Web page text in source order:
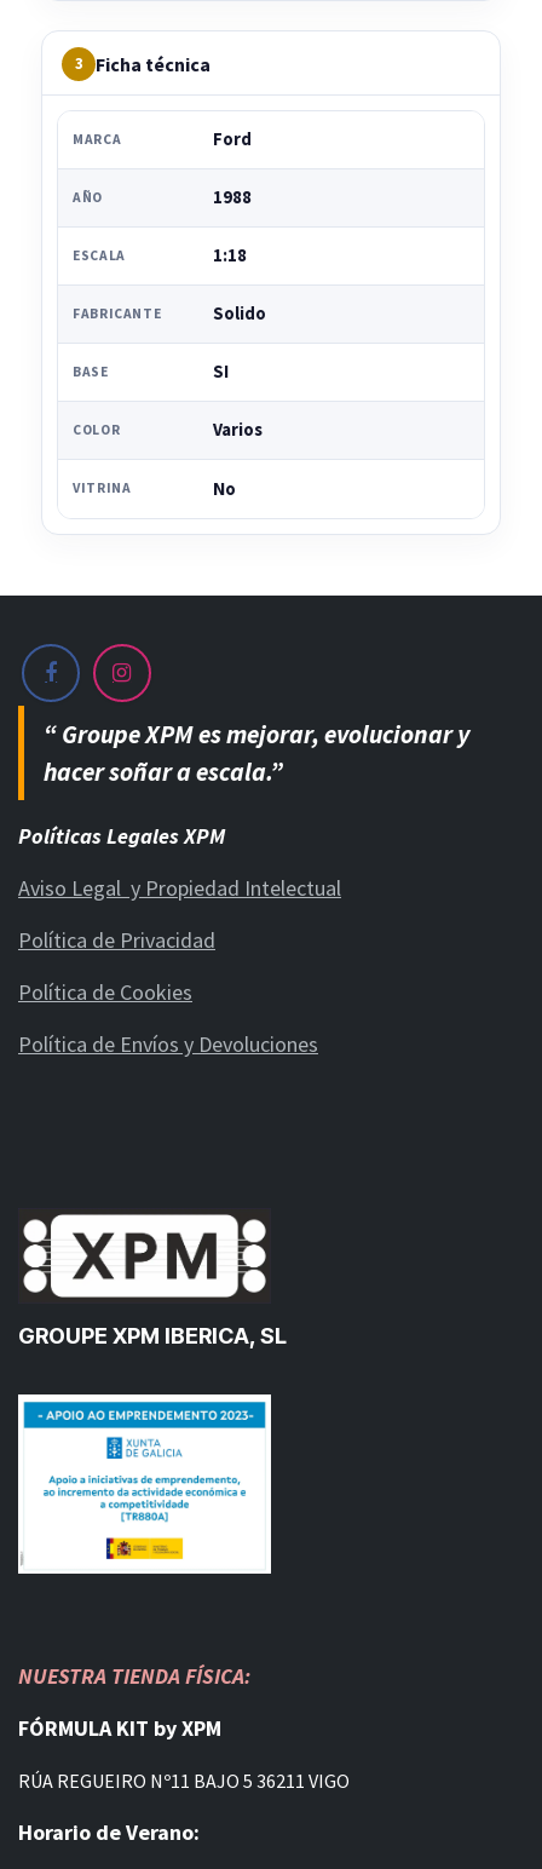
3 Ficha técnica
MARCA Ford
AÑO 1988
ESCALA 1:18
FABRICANTE Solido
BASE SI
COLOR Varios
VITRINA No
“ Groupe XPM es mejorar, evolucionar y
hacer soñar a escala.”
Políticas Legales XPM
Aviso Legal y Propiedad Intelectual
Política de Privacidad
Política de Cookies
Política de Envíos y Devoluciones
GROUPE XPM IBERICA, SL
NUESTRA TIENDA FÍSICA:
FÓRMULA KIT by XPM
RÚA REGUEIRO Nº11 BAJO 5 36211 VIGO
Horario de Verano: